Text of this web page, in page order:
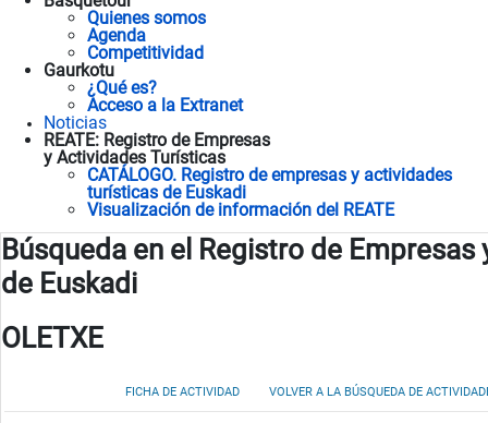
Quienes somos
Agenda
Competitividad
Gaurkotu
¿Qué es?
Acceso a la Extranet
Noticias
REATE: Registro de Empresas
y Actividades Turísticas
CATÁLOGO. Registro de empresas y actividades
turísticas de Euskadi
Visualización de información del REATE
Búsqueda en el Registro de
de Euskadi
OLETXE
FICHA DE ACTIVIDAD VOLVER A LA BÚSQUEDA DE